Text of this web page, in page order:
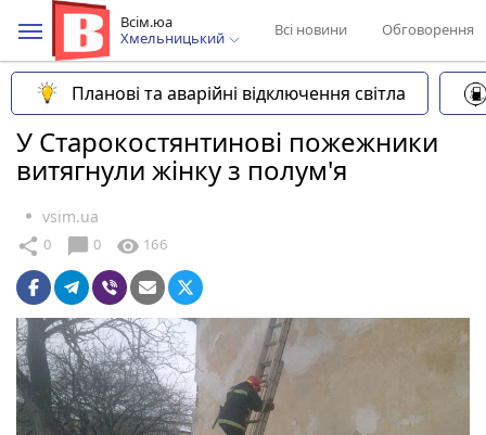
Всім.юа
Хмельницький
Всі новини Обговорення
Планові та аварійні відключення світла
У Старокостянтинові пожежники
витягнули жінку з полум'я
vsim.ua
share 0 chat_bubble 0 visibility 166